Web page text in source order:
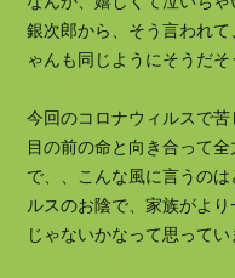
銀次郎から、そう言われ
ゃんも同じようにそうだ
今回のコロナウィルスで
目の前の命と向き合って
で、、こんな風に言うの
ルスのお陰で、家族がよ
じゃないかなって思ってい